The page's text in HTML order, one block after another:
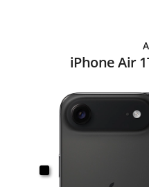
iPhone Air